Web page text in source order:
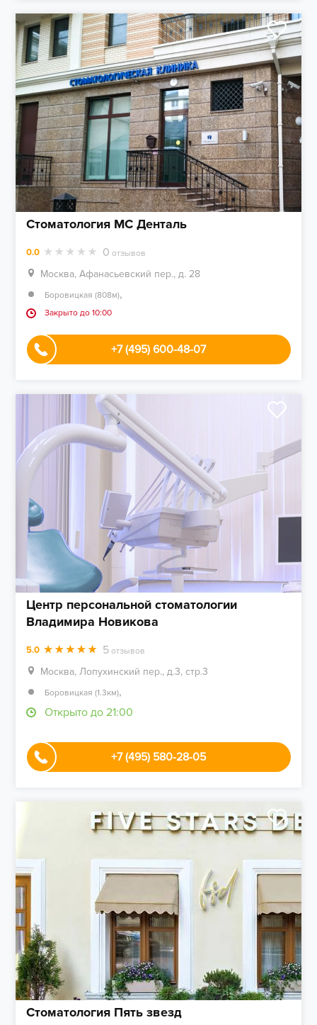
Стоматология МС Денталь
0.0 0 отзывов
Москва, Афанасьевский пер., д. 28
Боровицкая (808м),
Закрыто до 10:00
+7 (495) 600-48-07
Центр персональной стоматологии
Владимира Новикова
5.0 5 отзывов
Москва, Лопухинский пер., д.3, стр.3
Боровицкая (1.3км),
Открыто до 21:00
+7 (495) 580-28-05
Стоматология Пять звезд